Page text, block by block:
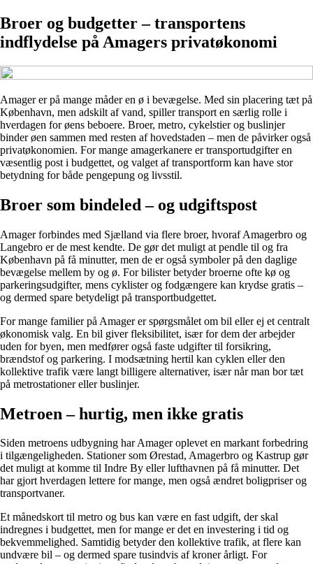
Broer og budgetter – transportens
indflydelse på Amagers privatøkonomi
Amager er på mange måder en ø i bevægelse. Med sin placering tæt på
København, men adskilt af vand, spiller transport en særlig rolle i
hverdagen for øens beboere. Broer, metro, cykelstier og buslinjer
binder øen sammen med resten af hovedstaden – men de påvirker også
privatøkonomien. For mange amagerkanere er transportudgifter en
væsentlig post i budgettet, og valget af transportform kan have stor
betydning for både pengepung og livsstil.
Broer som bindeled – og udgiftspost
Amager forbindes med Sjælland via flere broer, hvoraf Amagerbro og
Langebro er de mest kendte. De gør det muligt at pendle til og fra
København på få minutter, men de er også symboler på den daglige
bevægelse mellem by og ø. For bilister betyder broerne ofte kø og
parkeringsudgifter, mens cyklister og fodgængere kan krydse gratis –
og dermed spare betydeligt på transportbudgettet.
For mange familier på Amager er spørgsmålet om bil eller ej et centralt
økonomisk valg. En bil giver fleksibilitet, især for dem der arbejder
uden for byen, men medfører også faste udgifter til forsikring,
brændstof og parkering. I modsætning hertil kan cyklen eller den
kollektive trafik være langt billigere alternativer, især når man bor tæt
på metrostationer eller buslinjer.
Metroen – hurtig, men ikke gratis
Siden metroens udbygning har Amager oplevet en markant forbedring
i tilgængeligheden. Stationer som Ørestad, Amagerbro og Kastrup gør
det muligt at komme til Indre By eller lufthavnen på få minutter. Det
har gjort hverdagen lettere for mange, men også ændret boligpriser og
transportvaner.
Et månedskort til metro og bus kan være en fast udgift, der skal
indregnes i budgettet, men for mange er det en investering i tid og
bekvemmelighed. Samtidig betyder den kollektive trafik, at flere kan
undvære bil – og dermed spare tusindvis af kroner årligt. For